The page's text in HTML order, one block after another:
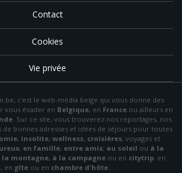
Contact
Cookies
Vie privée
c'est le web-média belge qui vous donne des
vous évader en Belgique, en Franceou ailleurs en
. Sur ce site, vous trouverez nos reportages, nos
de bonnes adresses et idées de séjours pour toutes
, insolite, wellness, croisières, voyages et
, en famille, entre amis; au soleil ou à la
la montagne, à la campagne ou en citytrip, en
, en gîte ou en chambre d'hôte…